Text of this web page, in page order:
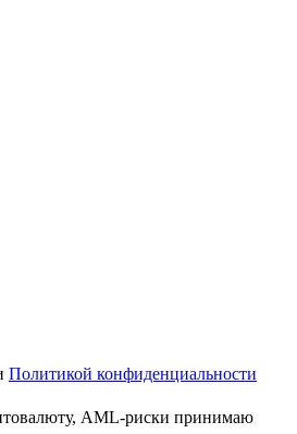
Политикой конфиденциальности
AML-риски принимаю